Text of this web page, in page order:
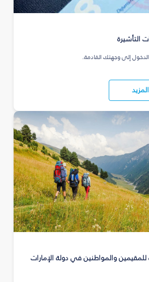
التأشيرة
إلى وجهتك القادمة.
للمقيمين والمواطنين في دولة الإمارات